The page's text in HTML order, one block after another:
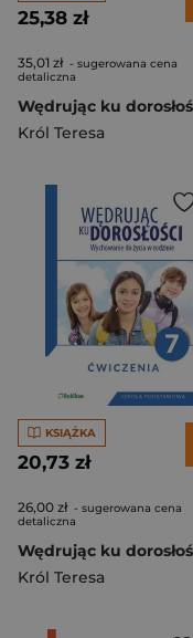
25,38 zł
35,01 zł - sugerowana cena
detaliczna
Król Teresa
KSIĄŻKA
20,73 zł
26,00 zł - sugerowana cena
detaliczna
Król Teresa